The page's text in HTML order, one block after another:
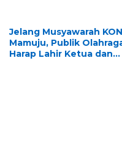
Jelang Musyawarah
Mamuju, Publik
Harap Lahir Ketua dan